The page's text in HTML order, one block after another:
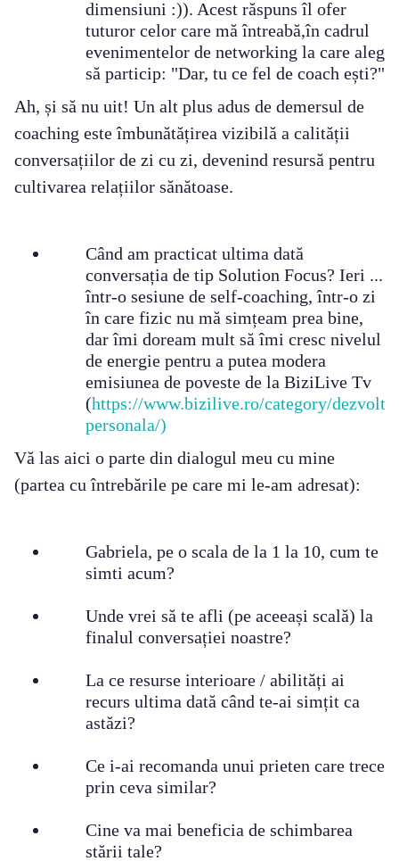
dimensiuni :)). Acest răspuns îl ofer
tuturor celor care mă întreabă,în cadrul
evenimentelor de networking la care aleg
să particip: "Dar, tu ce fel de coach ești?"
Ah, și să nu uit! Un alt plus adus de demersul de
coaching este îmbunătățirea vizibilă a calității
conversațiilor de zi cu zi, devenind resursă pentru
cultivarea relațiilor sănătoase.
Când am practicat ultima dată
conversația de tip Solution Focus? Ieri ...
într-o sesiune de self-coaching, într-o zi
în care fizic nu mă simțeam prea bine,
dar îmi doream mult să îmi cresc nivelul
de energie pentru a putea modera
emisiunea de poveste de la BiziLive Tv
(https://www.bizilive.ro/category/
personala/)
Vă las aici o parte din dialogul meu cu mine
(partea cu întrebările pe care mi le-am adresat):
Gabriela, pe o scala de la 1 la 10, cum te
simti acum?
Unde vrei să te afli (pe aceeași scală) la
finalul conversației noastre?
La ce resurse interioare / abilități ai
recurs ultima dată când te-ai simțit ca
astăzi?
Ce i-ai recomanda unui prieten care trece
prin ceva similar?
Cine va mai beneficia de schimbarea
stării tale?